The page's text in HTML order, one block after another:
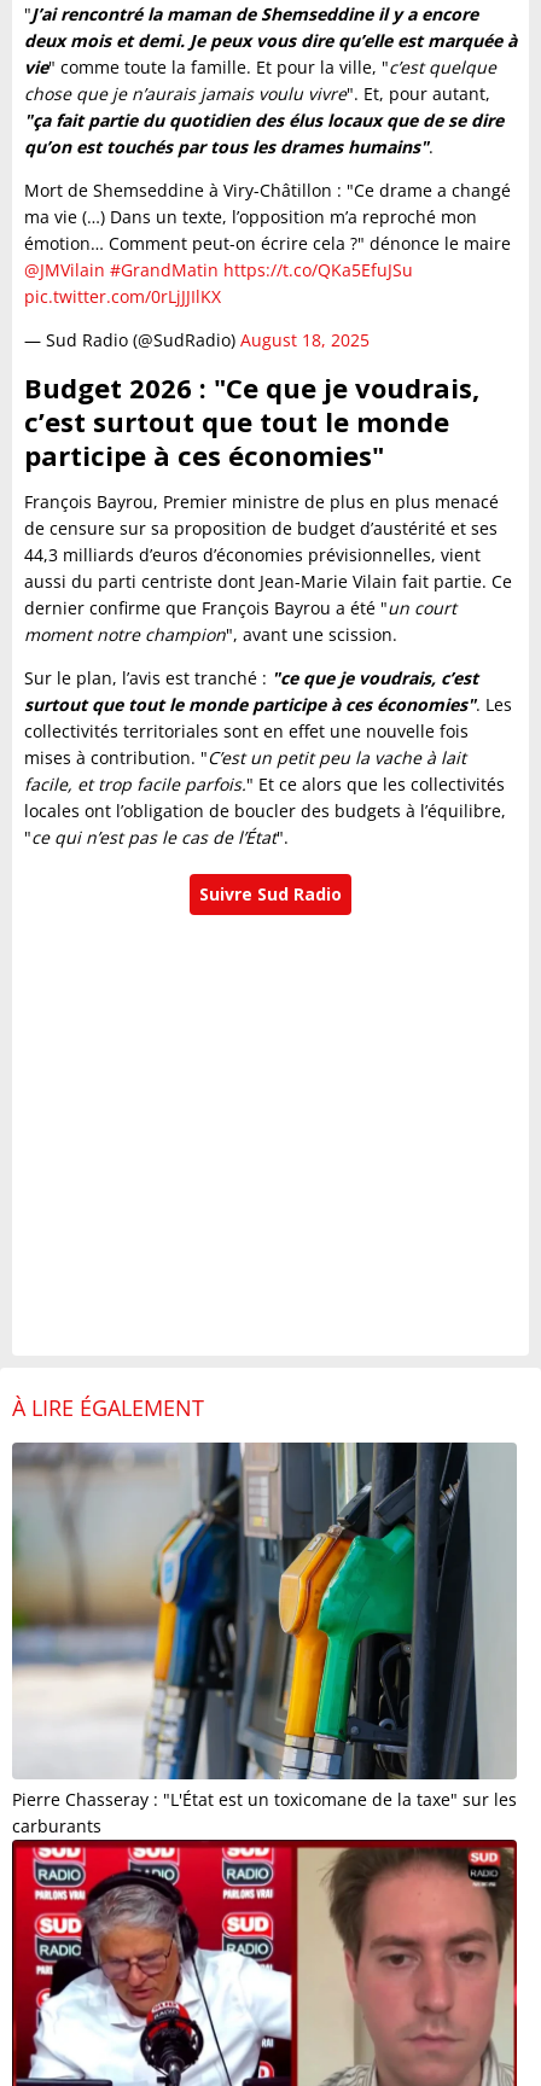
"J’ai rencontré la maman de Shemseddine il y a encore
deux mois et demi. Je peux vous dire qu’elle est marquée à
vie" comme toute la famille. Et pour la ville, "c’est quelque
chose que je n’aurais jamais voulu vivre". Et, pour autant,
"ça fait partie du quotidien des élus locaux que de se dire
qu’on est touchés par tous les drames humains".
Mort de Shemseddine à Viry-Châtillon : "Ce drame a changé
ma vie (…) Dans un texte, l’opposition m’a reproché mon
émotion… Comment peut-on écrire cela ?" dénonce le maire
@JMVilain #GrandMatin https://t.co/QKa5EfuJSu
pic.twitter.com/0rLjJJIlKX
— Sud Radio (@SudRadio) August 18, 2025
Budget 2026 : "Ce que je voudrais,
c’est surtout que tout le monde
participe à ces économies"
François Bayrou, Premier ministre de plus en plus menacé
de censure sur sa proposition de budget d’austérité et ses
44,3 milliards d’euros d’économies prévisionnelles, vient
aussi du parti centriste dont Jean-Marie Vilain fait partie. Ce
dernier confirme que François Bayrou a été "un court
moment notre champion", avant une scission.
Sur le plan, l’avis est tranché : "ce que je voudrais, c’est
surtout que tout le monde participe à ces économies". Les
collectivités territoriales sont en effet une nouvelle fois
mises à contribution. "C’est un petit peu la vache à lait
facile, et trop facile parfois." Et ce alors que les collectivités
locales ont l’obligation de boucler des budgets à l’équilibre,
"ce qui n’est pas le cas de l’État".
Suivre Sud Radio
À LIRE ÉGALEMENT
Pierre Chasseray : "L'État est un toxicomane de la taxe" sur les
carburants